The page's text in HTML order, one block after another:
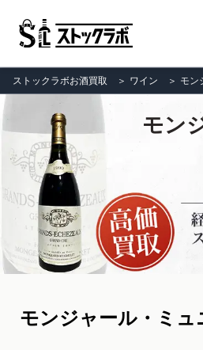
ストックラボお酒買取 ＞ ワイン ＞ モン
モン
モンジャール・ミュ